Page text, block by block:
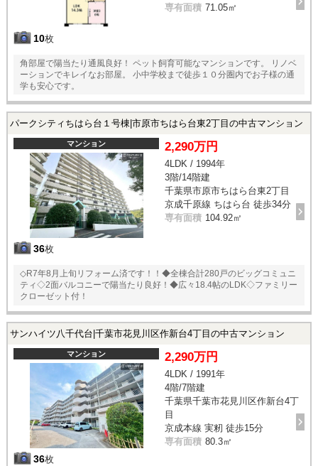
10枚
専有面積 71.05㎡
角部屋で陽当たり通風良好！ ペット飼育可能なマンションです。 リノベ
ーションでキレイなお部屋。 小中学校まで徒歩１０分圏内でお子様の通
学も安心です。
パークシティちはら台１号棟|市原市ちはら台東2丁目の中古マンション
マンション
36枚
2,290万円
4LDK / 1994年
3階/14階建
千葉県市原市ちはら台東2丁目
京成千原線 ちはら台 徒歩34分
専有面積 104.92㎡
◇R7年8月上旬リフォーム済です！！◆全棟合計280戸のビッグコミュニ
ティ◇2面バルコニーで陽当たり良好！◆広々18.4帖のLDK◇ファミリー
クローゼット付！
サンハイツ八千代台|千葉市花見川区作新台4丁目の中古マンション
マンション
36枚
2,290万円
4LDK / 1991年
4階/7階建
千葉県千葉市花見川区作新台4丁
目
京成本線 実籾 徒歩15分
専有面積 80.3㎡